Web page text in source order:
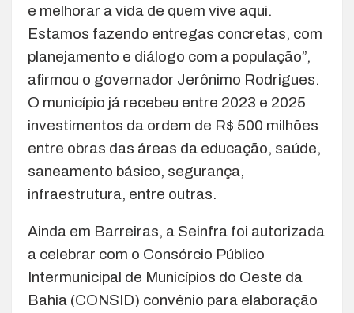
e melhorar a vida de quem vive aqui.
Estamos fazendo entregas concretas, com
planejamento e diálogo com a população”,
afirmou o governador Jerônimo Rodrigues.
O município já recebeu entre 2023 e 2025
investimentos da ordem de R$ 500 milhões
entre obras das áreas da educação, saúde,
saneamento básico, segurança,
infraestrutura, entre outras.
Ainda em Barreiras, a Seinfra foi autorizada
a celebrar com o Consórcio Público
Intermunicipal de Municípios do Oeste da
Bahia (CONSID) convênio para elaboração